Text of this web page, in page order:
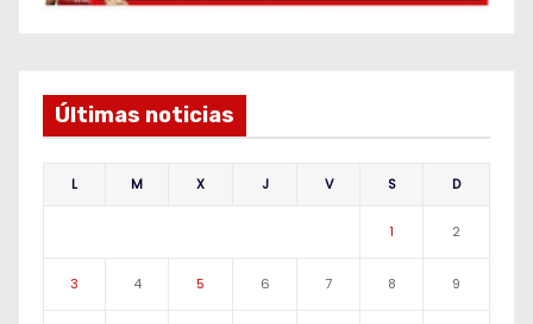
Últimas noticias
L M X J V S D
1 2
3 4 5 6 7 8 9